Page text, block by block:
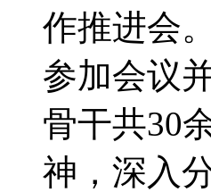
作推进会
参加会议
骨干共30
神，深入